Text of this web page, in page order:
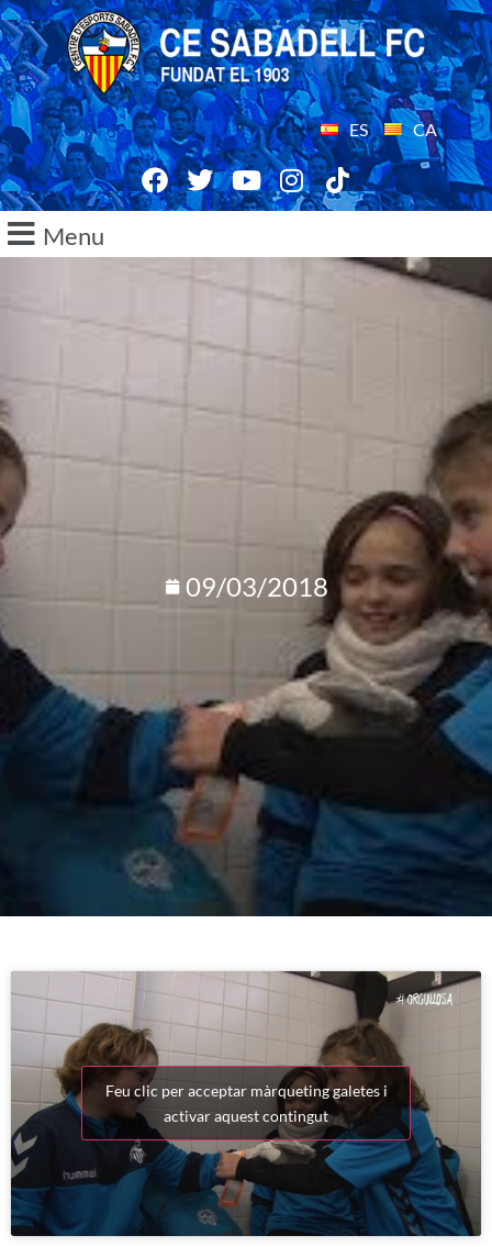
ES CA
Menu
09/03/2018
Feu clic per acceptar màrqueting galetes i
activar aquest contingut